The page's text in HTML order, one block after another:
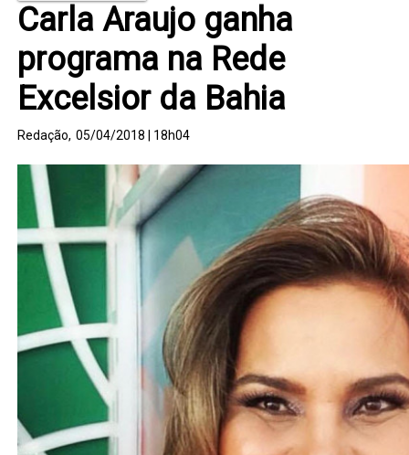
Carla Araujo ganha
programa na Rede
Excelsior da Bahia
Redação, 05/04/2018 | 18h04